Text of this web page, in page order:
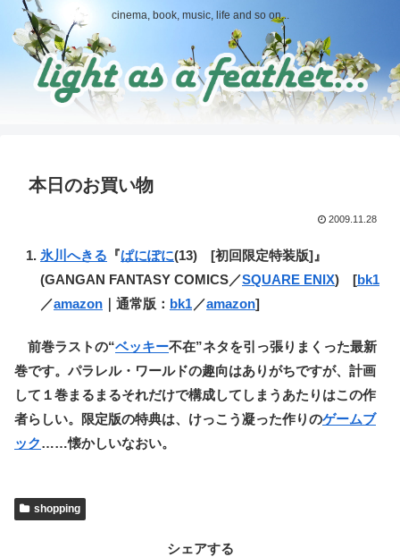
cinema, book, music, life and so on...
本日のお買い物
2009.11.28
氷川へきる 『ぱにぽに(13) [初回限定特装版]』
(GANGAN FANTASY COMICS／SQUARE ENIX) [bk1
／amazon ｜通常版： bk1 ／amazon]
前巻ラストの“ベッキー不在”ネタを引っ張りまくった最新
巻です。パラレル・ワールドの趣向はありがちですが、計画
して１巻まるまるそれだけで構成してしまうあたりはこの作
者らしい。限定版の特典は、けっこう凝った作りのゲームブ
ック……懐かしいなおい。
shopping
シェアする